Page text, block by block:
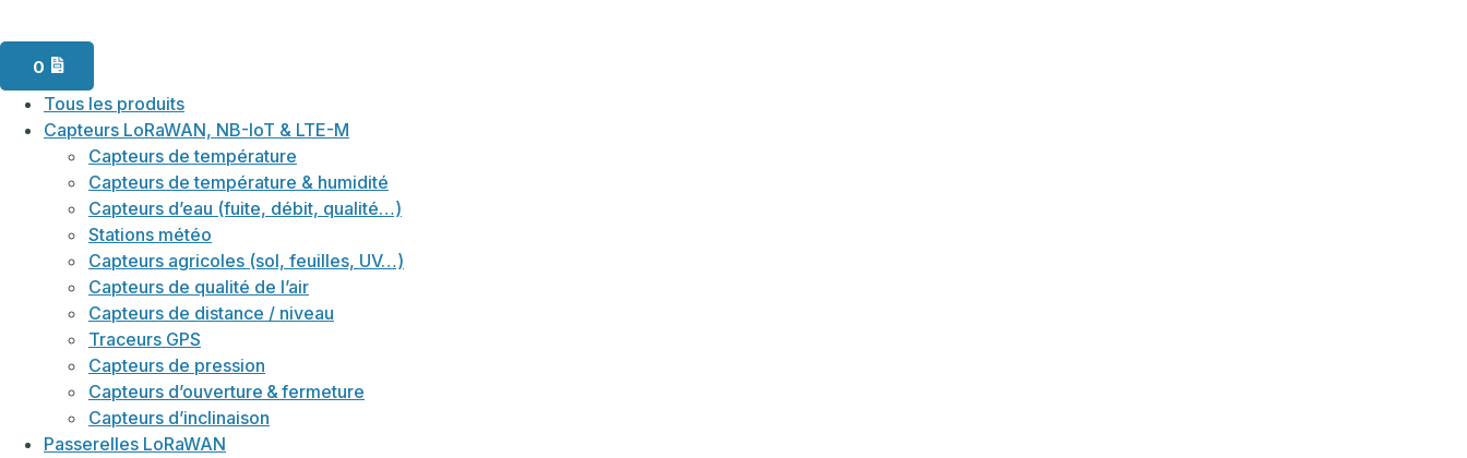
0
Tous les produits
Capteurs LoRaWAN, NB-IoT & LTE-M
Capteurs de température
Capteurs de température & humidité
Capteurs d’eau (fuite, débit, qualité…)
Stations météo
Capteurs agricoles (sol, feuilles, UV…)
Capteurs de qualité de l’air
Capteurs de distance / niveau
Traceurs GPS
Capteurs de pression
Capteurs d’ouverture & fermeture
Capteurs d’inclinaison
Passerelles LoRaWAN